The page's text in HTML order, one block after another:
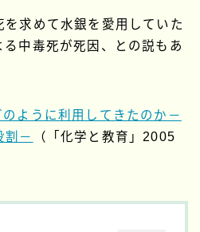
求めて水銀を愛用していた
中毒死が死因、との説もあ
ように利用してきたのか－
割－
（「化学と教育」2005